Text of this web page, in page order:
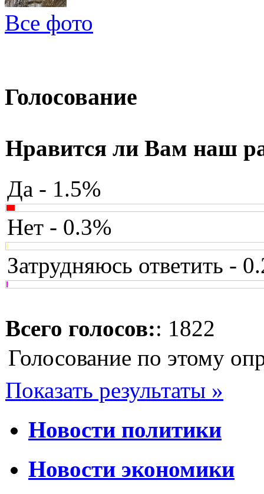
Все фото
Голосование
Нравится ли Вам наш
Да - 1.5%
Нет - 0.3%
Затрудняюсь ответить -
Всего голосов:: 1822
Голосование по этому
Показать результаты »
Новости политики
Новости экономики